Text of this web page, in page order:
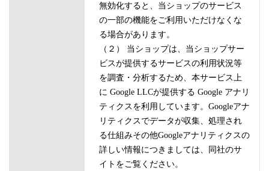
無効化すると、当ショップのサービス
の一部の機能をご利用いただけなくな
る場合があります。
（２） 当ショップは、当ショップサー
ビスが提供するサービスの利用状況等
を調査・分析するため、本サービス上
に Google LLCが提供する Google アナリ
ティクスを利用しています。Googleアナ
リティクスでデータが収集、処理され
る仕組みその他Googleアナリティクスの
詳しい情報につきましては、同社のサ
イトをご覧ください。